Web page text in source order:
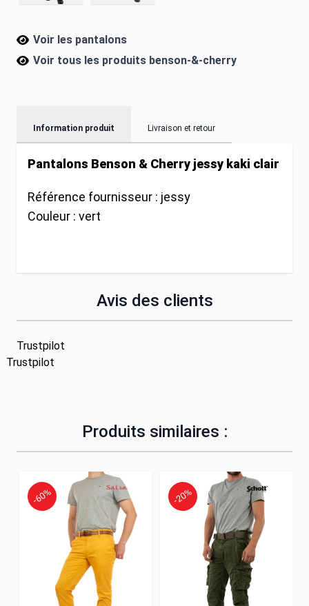
Voir les pantalons
Voir tous les produits benson-&-cherry
Information produit Livraison et retour
Pantalons Benson & Cherry jessy kaki clair
Référence fournisseur : jessy
Couleur : vert
Avis des clients
Trustpilot
Trustpilot
Produits similaires :
-60% -20%